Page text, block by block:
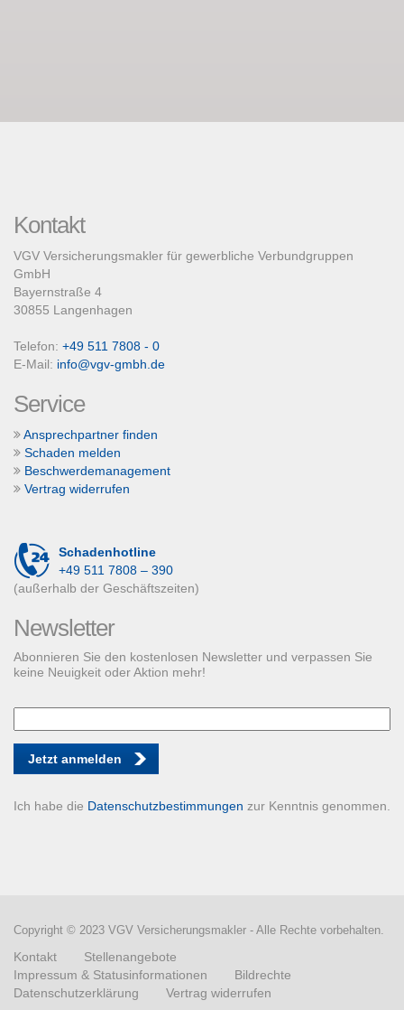
Kontakt
VGV Versicherungsmakler für gewerbliche Verbundgruppen
GmbH
Bayernstraße 4
30855 Langenhagen
Telefon: +49 511 7808 - 0
E-Mail: info@vgv-gmbh.de
Service
Ansprechpartner finden
Schaden melden
Beschwerdemanagement
Vertrag widerrufen
Schadenhotline
+49 511 7808 – 390
(außerhalb der Geschäftszeiten)
Newsletter
Abonnieren Sie den kostenlosen Newsletter und verpassen Sie
keine Neuigkeit oder Aktion mehr!
Jetzt anmelden
Ich habe die Datenschutzbestimmungen zur Kenntnis genommen.
Copyright © 2023 VGV Versicherungsmakler - Alle Rechte vorbehalten.
Kontakt
Stellenangebote
Impressum & Statusinformationen
Bildrechte
Datenschutzerklärung
Vertrag widerrufen